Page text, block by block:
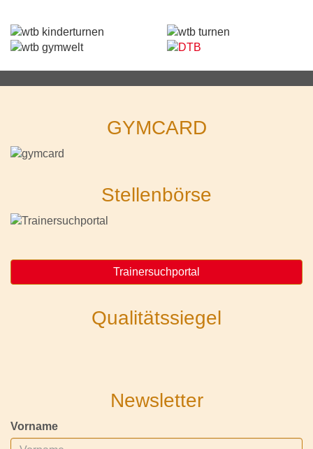
GYMCARD
Stellenbörse
Trainersuchportal
Qualitätssiegel
Newsletter
Vorname